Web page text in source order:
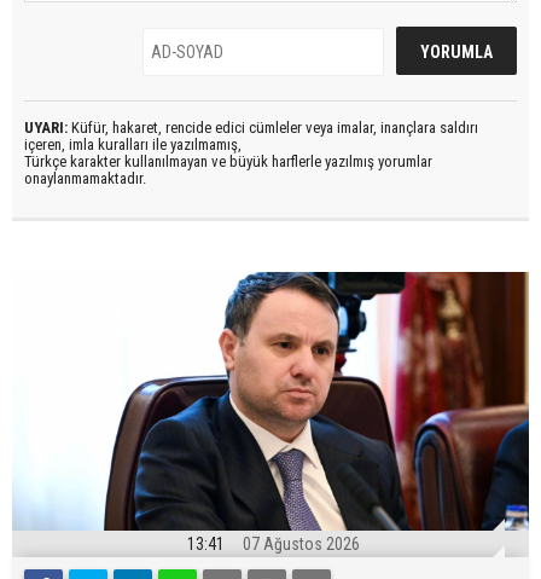
UYARI: Küfür, hakaret, rencide edici cümleler veya imalar, inançlara saldırı
içeren, imla kuralları ile yazılmamış,
Türkçe karakter kullanılmayan ve büyük harflerle yazılmış yorumlar
onaylanmamaktadır.
13:41 07 Ağustos 2026